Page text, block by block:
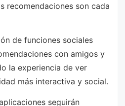
recomendaciones son cada
de funciones sociales
con amigos y
la experiencia de ver
más interactiva y social.
seguirán